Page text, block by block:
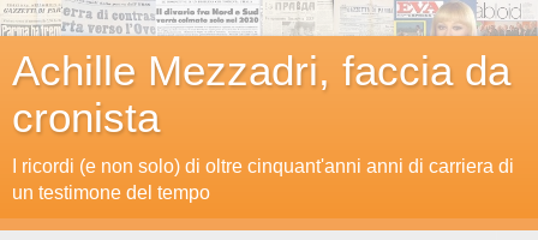
Achille Mezzadri, faccia da
cronista
I ricordi (e non solo) di oltre cinquant'anni anni di carriera di
un testimone del tempo